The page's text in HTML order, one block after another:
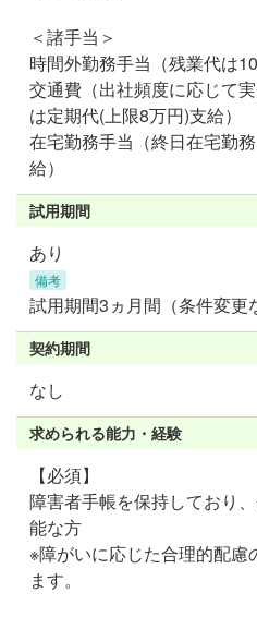
＜諸手当＞
時間外勤務手当（残業代は
交通費（出社頻度に応じて
は定期代(上限8万円)支給）
在宅勤務手当（終日在宅勤
給）
試用期間
あり
備考
試用期間3ヵ月間（条件変更
契約期間
なし
求められる能力・経験
【必須】
障害者手帳を保持しており
能な方
※障がいに応じた合理的配慮
ます。